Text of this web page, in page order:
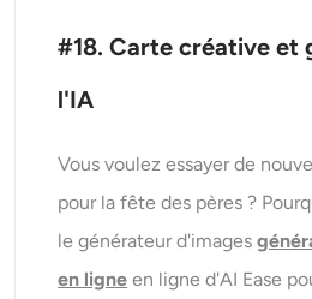
#18. Carte créative et
l'IA
Vous voulez essayer de
pour la fête des pères ?
le générateur d'images
en ligne en ligne d'AI Ease